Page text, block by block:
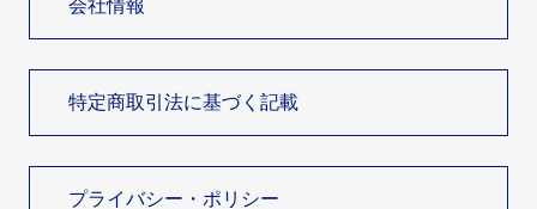
会社情報
特定商取引法に基づく記載
プライバシー・ポリシー